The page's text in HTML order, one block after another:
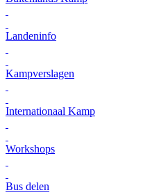
Landeninfo
Kampverslagen
Internationaal Kamp
Workshops
Bus delen